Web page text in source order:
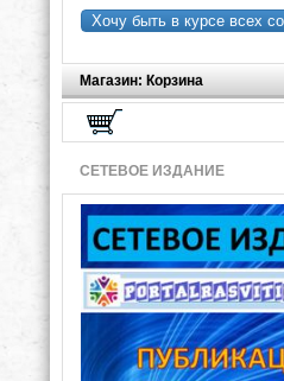
Хочу быть в курсе всех
Магазин: Корзина
СЕТЕВОЕ ИЗДАНИЕ